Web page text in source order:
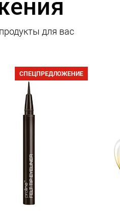
для вас
СПЕЦПРЕДЛОЖЕНИЕ